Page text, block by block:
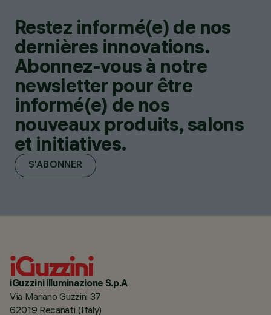
Restez informé(e) de nos
dernières innovations.
Abonnez-vous à notre
newsletter pour être
informé(e) de nos
nouveaux produits, salons
et initiatives.
S'ABONNER
iGuzzini illuminazione S.p.A
Via Mariano Guzzini 37
62019 Recanati (Italy)